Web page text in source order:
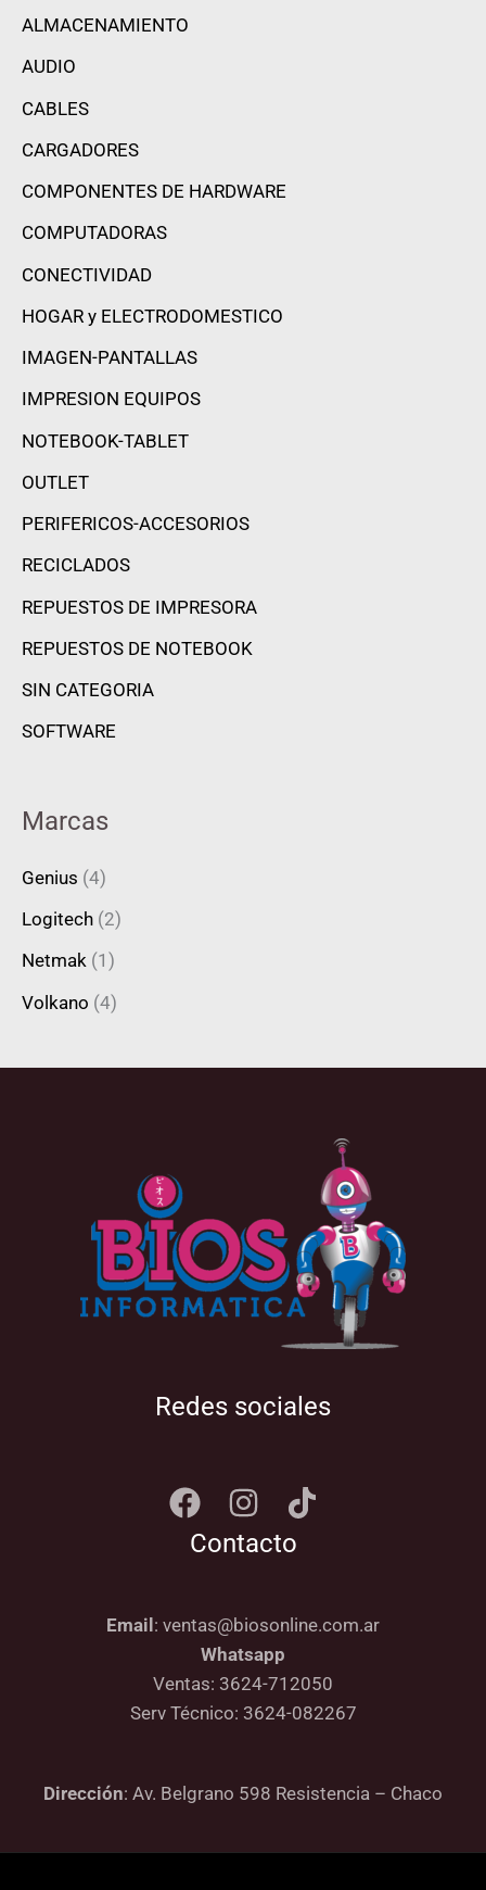
ALMACENAMIENTO
AUDIO
CABLES
CARGADORES
COMPONENTES DE HARDWARE
COMPUTADORAS
CONECTIVIDAD
HOGAR y ELECTRODOMESTICO
IMAGEN-PANTALLAS
IMPRESION EQUIPOS
NOTEBOOK-TABLET
OUTLET
PERIFERICOS-ACCESORIOS
RECICLADOS
REPUESTOS DE IMPRESORA
REPUESTOS DE NOTEBOOK
SIN CATEGORIA
SOFTWARE
Marcas
Genius (4)
Logitech (2)
Netmak (1)
Volkano (4)
Redes sociales
Contacto
Email: ventas@biosonline.com.ar
Whatsapp
Ventas: 3624-712050
Serv Técnico: 3624-082267
Dirección: Av. Belgrano 598 Resistencia – Chaco